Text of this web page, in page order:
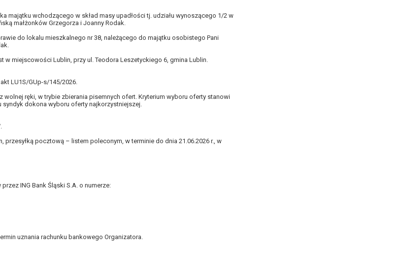
majątku wchodzącego w skład masy upadłości tj. udziału wynoszącego 1/2 w
małżonków Grzegorza i Joanny Rodak.
do lokalu mieszkalnego nr 38, należącego do majątku osobistego Pani
w miejscowości Lublin, przy ul. Teodora Leszetyckiego 6, gmina Lublin.
LU1S/GUp-s/145/2026.
ręki, w trybie zbierania pisemnych ofert. Kryterium wyboru oferty stanowi
dokona wyboru oferty najkorzystniejszej.
pocztową – listem poleconym, w terminie do dnia 21.06.2026 r., w
ING Bank Śląski S.A. o numerze:
uznania rachunku bankowego Organizatora.